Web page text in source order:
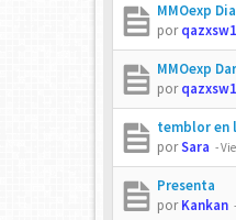
MMOexp
porqazxsw1
MMOexp
porqazxsw1
temblor en
porSara -
Presenta
porKankan -